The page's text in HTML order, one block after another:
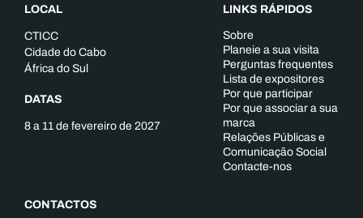
LOCAL
CTICC
Cidade do Cabo
África do Sul
DATAS
8 a 11 de fevereiro de 2027
CONTACTOS
LINKS RÁPIDOS
Sobre
Planeie a sua visita
Perguntas frequentes
Lista de expositores
Por que participar
Por que associar a sua
marca
Relações Públicas e
Comunicação Social
Contacte-nos